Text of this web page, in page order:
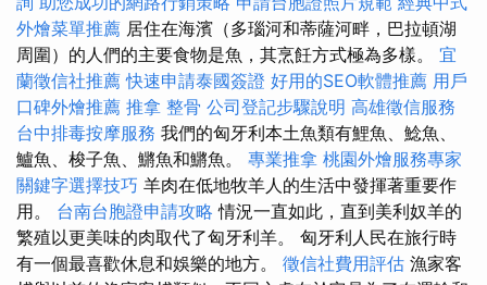
外燴菜單推薦 居住在海濱（多瑙河和蒂薩河畔，巴拉頓湖
周圍）的人們的主要食物是魚，其烹飪方式極為多樣。 宜
蘭徵信社推薦 快速申請泰國簽證 好用的SEO軟體推薦 用戶
口碑外燴推薦 推拿 整骨 公司登記步驟說明 高雄徵信服務
台中排毒按摩服務 我們的匈牙利本土魚類有鯉魚、鯰魚、
鱸魚、梭子魚、鱂魚和鱂魚。 專業推拿 桃園外燴服務專家
關鍵字選擇技巧 羊肉在低地牧羊人的生活中發揮著重要作
用。 台南台胞證申請攻略 情況一直如此，直到美利奴羊的
繁殖以更美味的肉取代了匈牙利羊。 匈牙利人民在旅行時
有一個最喜歡休息和娛樂的地方。 徵信社費用評估 漁家客